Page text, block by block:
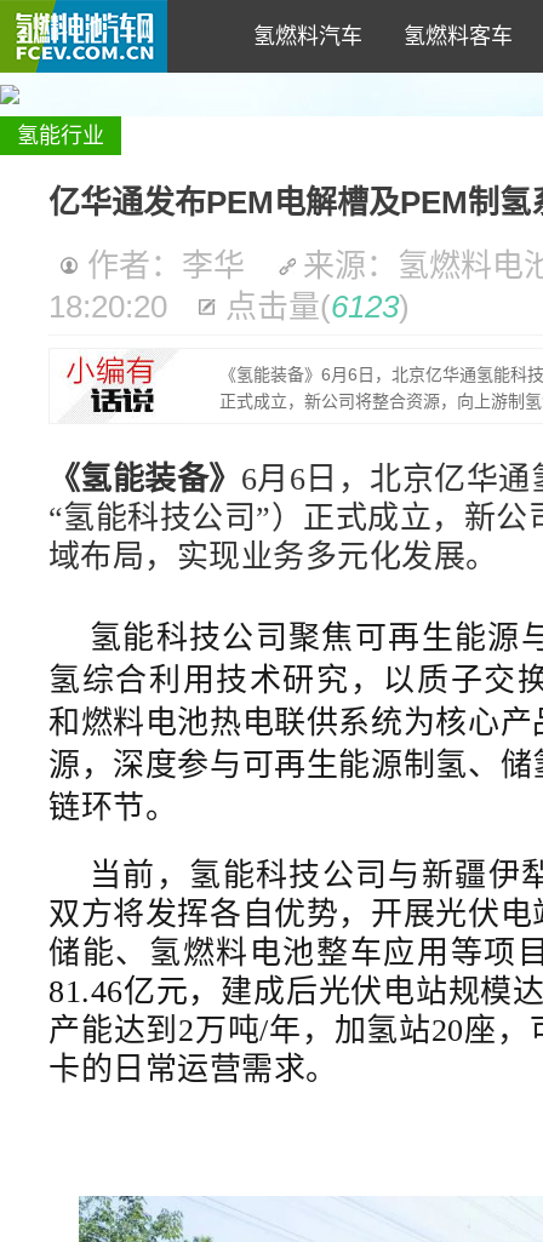
氢燃料汽车 氢燃料客车
氢能行业
亿华通发布PEM电解槽及PEM制氢
作者：李华
来源：氢燃料电
18:20:20
点击量(6123)
《氢能装备》6月6日，北京亿华通氢能科
正式成立，新公司将整合资源，向上游制
《氢能装备》 6月6日，北京亿华
“氢能科技公司”）正式成立，新
域布局，实现业务多元化发展。
氢能科技公司聚焦可再生能源
氢综合利用 技术研究， 以质子交
和燃料电池热电联供系统为核心
源，深度参与可再生能源制氢、
链环节。
当前，氢能科技公司与新疆伊
双方将发挥各自优势，开展光伏
储能、氢燃料电池整车应用等项
81.46亿元， 建成后光伏电站规模
产能达到 2万吨/年， 加氢站20座，
卡的日常运营需求。